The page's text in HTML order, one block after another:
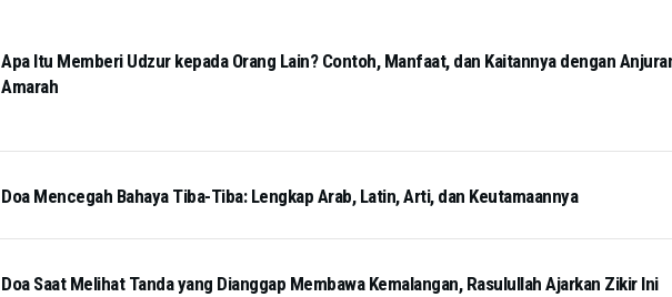
Apa Itu Memberi Udzur kepada Orang Lain? Contoh, Manfaat, dan Kaitannya dengan
Amarah
Doa Mencegah Bahaya Tiba-Tiba: Lengkap Arab, Latin, Arti, dan Keutamaannya
Doa Saat Melihat Tanda yang Dianggap Membawa Kemalangan, Rasulullah Ajarkan Zikir Ini